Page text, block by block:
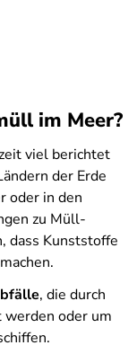
im Meer?
viel berichtet
der Erde
oder in den
zu Müll-
dass Kunststoffe
, die durch
oder um